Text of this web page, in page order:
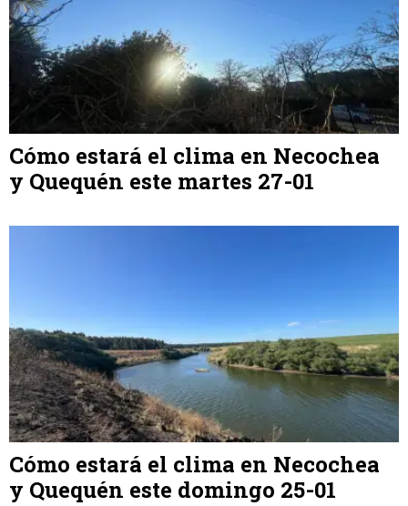
Cómo estará el clima en Necochea
y Quequén este martes 27-01
Cómo estará el clima en Necochea
y Quequén este domingo 25-01